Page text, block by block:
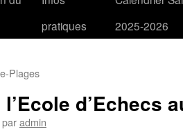
pratiques
2025-2026
Plages
d’Echecs
paradmin